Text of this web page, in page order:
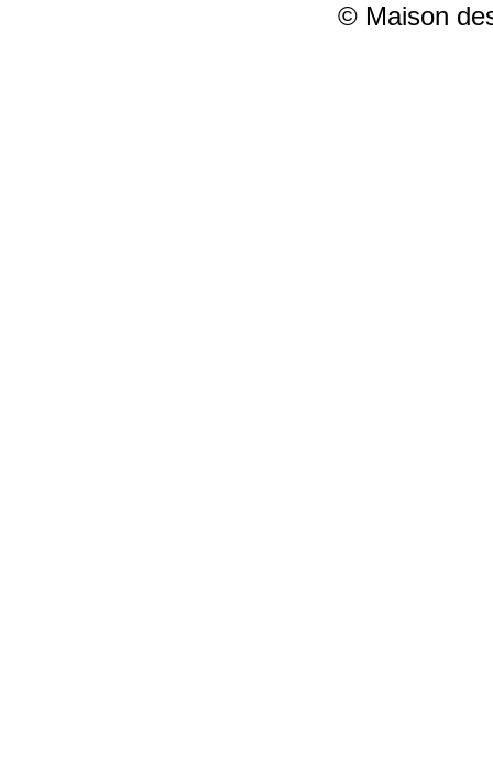
© Maison